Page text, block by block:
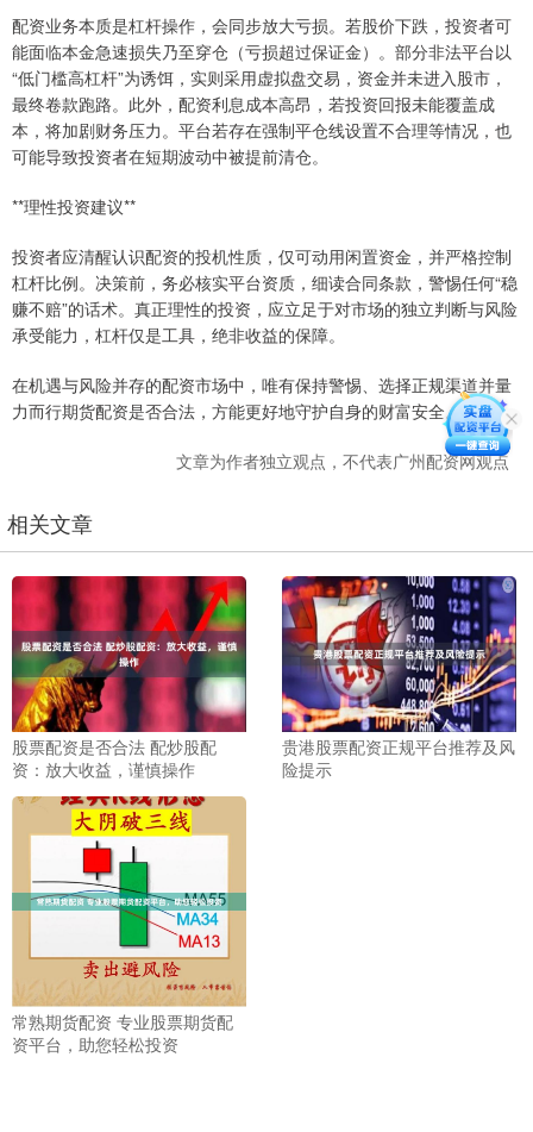
配资业务本质是杠杆操作，会同步放大亏损。若股价下跌，投资者可
能面临本金急速损失乃至穿仓（亏损超过保证金）。部分非法平台以
“低门槛高杠杆”为诱饵，实则采用虚拟盘交易，资金并未进入股市，
最终卷款跑路。此外，配资利息成本高昂，若投资回报未能覆盖成
本，将加剧财务压力。平台若存在强制平仓线设置不合理等情况，也
可能导致投资者在短期波动中被提前清仓。
**理性投资建议**
投资者应清醒认识配资的投机性质，仅可动用闲置资金，并严格控制
杠杆比例。决策前，务必核实平台资质，细读合同条款，警惕任何“稳
赚不赔”的话术。真正理性的投资，应立足于对市场的独立判断与风险
承受能力，杠杆仅是工具，绝非收益的保障。
在机遇与风险并存的配资市场中，唯有保持警惕、选择正规渠道并量
力而行期货配资是否合法，方能更好地守护自身的财富安全。
文章为作者独立观点，不代表广州配资网观点
相关文章
股票配资是否合法 配炒股配
资：放大收益，谨慎操作
贵港股票配资正规平台推荐及风
险提示
常熟期货配资 专业股票期货配
资平台，助您轻松投资